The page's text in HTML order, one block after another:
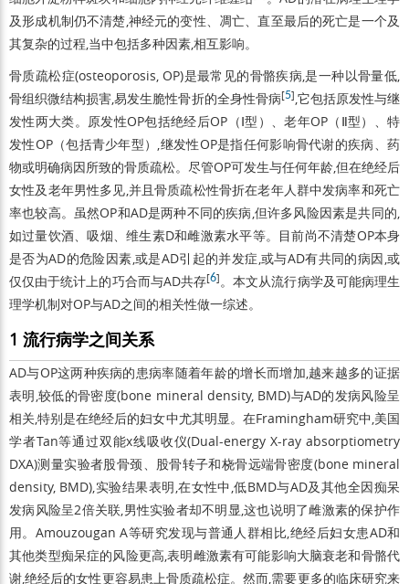
及形成机制仍不清楚,神经元的变性、凋亡、直至最后的死亡是一个及
其复杂的过程,当中包括多种因素,相互影响。
骨质疏松症(osteoporosis, OP)是最常见的骨骼疾病,是一种以骨量低,
骨组织微结构损害,易发生脆性骨折的全身性骨病[5],它包括原发性与继
发性两大类。原发性OP包括绝经后OP（Ⅰ型）、老年OP（Ⅱ型）、特
发性OP（包括青少年型）,继发性OP是指任何影响骨代谢的疾病、药
物或明确病因所致的骨质疏松。尽管OP可发生与任何年龄,但在绝经后
女性及老年男性多见,并且骨质疏松性骨折在老年人群中发病率和死亡
率也较高。虽然OP和AD是两种不同的疾病,但许多风险因素是共同的,
如过量饮酒、吸烟、维生素D和雌激素水平等。目前尚不清楚OP本身
是否为AD的危险因素,或是AD引起的并发症,或与AD有共同的病因,或
仅仅由于统计上的巧合而与AD共存[6]。本文从流行病学及可能病理生
理学机制对OP与AD之间的相关性做一综述。
1 流行病学之间关系
AD与OP这两种疾病的患病率随着年龄的增长而增加,越来越多的证据
表明,较低的骨密度(bone mineral density, BMD)与AD的发病风险呈
相关,特别是在绝经后的妇女中尤其明显。在Framingham研究中,美国
学者Tan等通过双能x线吸收仪(Dual-energy X-ray absorptiometry
DXA)测量实验者股骨颈、股骨转子和桡骨远端骨密度(bone mineral
density, BMD),实验结果表明,在女性中,低BMD与AD及其他全因痴呆
发病风险呈2倍关联,男性实验者却不明显,这也说明了雌激素的保护作
用。Amouzougan A等研究发现与普通人群相比,绝经后妇女患AD和
其他类型痴呆症的风险更高,表明雌激素有可能影响大脑衰老和骨骼代
谢,绝经后的女性更容易患上骨质疏松症。然而,需要更多的临床研究来